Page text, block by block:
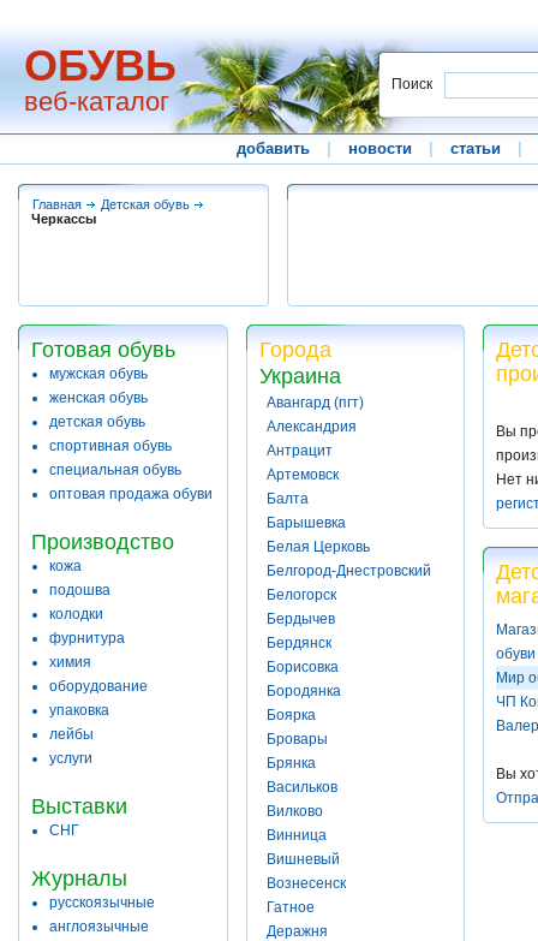
ОБУВЬ
веб-каталог
Поиск
добавить новости статьи
Главная
Детская обувь
Черкассы
Готовая обувь
мужская обувь
женская обувь
детская обувь
спортивная обувь
специальная обувь
оптовая продажа обуви
Производство
кожа
подошва
колодки
фурнитура
химия
оборудование
упаковка
лейбы
услуги
Выставки
СНГ
Журналы
русскоязычные
англоязычные
Города
Украина
Авангард (пгт)
Александрия
Антрацит
Артемовск
Балта
Барышевка
Белая Церковь
Белгород-Днестровский
Белогорск
Бердычев
Бердянск
Борисовка
Бородянка
Боярка
Бровары
Брянка
Васильков
Вилково
Винница
Вишневый
Вознесенск
Гатное
Деражня
Вы
Нет
Мир
ЧП
Вы